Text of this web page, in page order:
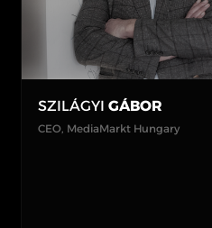
SZILÁGYI GÁBOR
CEO, MediaMarkt Hungary